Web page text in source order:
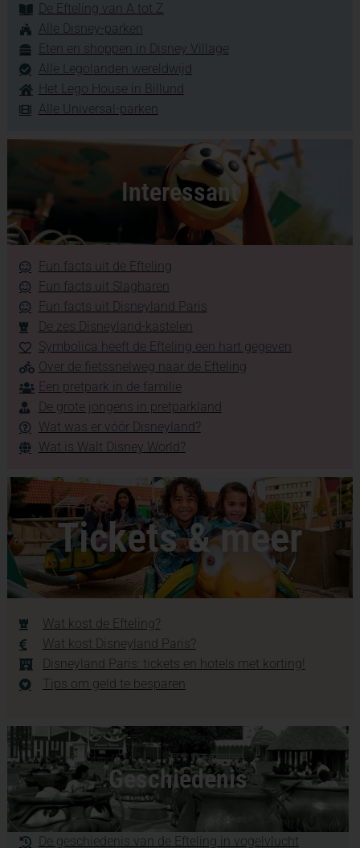
De Efteling van A tot Z
Alle Disney-parken
Eten en shoppen in Disney Village
Alle Legolanden wereldwijd
Het Lego House in Billund
Alle Universal-parken
Interessant
Fun facts uit de Efteling
Fun facts uit Slagharen
Fun facts uit Disneyland Paris
De zes Disneyland-kastelen
Symbolica heeft de Efteling een hart gegeven
Over de fietssnelweg naar de Efteling
Een pretpark in de familie
De grote jongens in pretparkland
Wat was er vóór Disneyland?
Wat is Walt Disney World?
Tickets & meer
Wat kost de Efteling?
Wat kost Disneyland Paris?
Disneyland Paris: tickets en hotels met korting!
Tips om geld te besparen
Geschiedenis
De geschiedenis van de Efteling in vogelvlucht